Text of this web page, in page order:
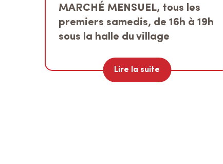
MARCHÉ MENSUEL, tous les
premiers samedis, de 16h à 19h
sous la halle du village
Lire la suite